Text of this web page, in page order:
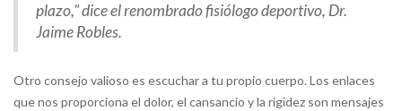
plazo," dice el renombrado fisiólogo deportivo, Dr.
Jaime Robles.
Otro consejo valioso es escuchar a tu propio cuerpo. Los enlaces
que nos proporciona el dolor, el cansancio y la rigidez son mensajes